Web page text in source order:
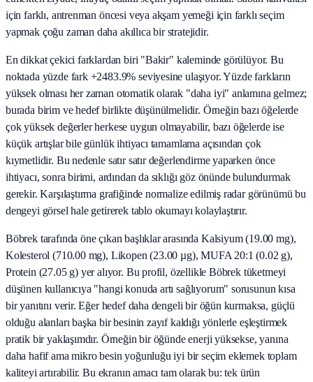
için farklı, antrenman öncesi veya akşam yemeği için farklı seçim
yapmak çoğu zaman daha akıllıca bir stratejidir.
En dikkat çekici farklardan biri "Bakir" kaleminde görülüyor. Bu
noktada yüzde fark +2483.9% seviyesine ulaşıyor. Yüzde farkların
yüksek olması her zaman otomatik olarak "daha iyi" anlamına gelmez;
burada birim ve hedef birlikte düşünülmelidir. Örneğin bazı öğelerde
çok yüksek değerler herkese uygun olmayabilir, bazı öğelerde ise
küçük artışlar bile günlük ihtiyacı tamamlama açısından çok
kıymetlidir. Bu nedenle satır satır değerlendirme yaparken önce
ihtiyacı, sonra birimi, ardından da sıklığı göz önünde bulundurmak
gerekir. Karşılaştırma grafiğinde normalize edilmiş radar görünümü bu
dengeyi görsel hale getirerek tablo okumayı kolaylaştırır.
Böbrek tarafında öne çıkan başlıklar arasında Kalsiyum (19.00 mg),
Kolesterol (710.00 mg), Likopen (23.00 µg), MUFA 20:1 (0.02 g),
Protein (27.05 g) yer alıyor. Bu profil, özellikle Böbrek tüketmeyi
düşünen kullanıcıya "hangi konuda artı sağlıyorum" sorusunun kısa
bir yanıtını verir. Eğer hedef daha dengeli bir öğün kurmaksa, güçlü
olduğu alanları başka bir besinin zayıf kaldığı yönlerle eşleştirmek
pratik bir yaklaşımdır. Örneğin bir öğünde enerji yüksekse, yanına
daha hafif ama mikro besin yoğunluğu iyi bir seçim eklemek toplam
kaliteyi artırabilir. Bu ekranın amacı tam olarak bu: tek ürün